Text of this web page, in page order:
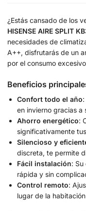
¿Estás cansado de los
HISENSE AIRE SPLIT
necesidades de
A++, disfrutarás de un
por el consumo
Beneficios
Confort todo el año
en invierno gracias a
Ahorro energético:
significativamente
Silencioso y
discreta, te permite
Fácil instalación:
rápida y sin
Control remoto:
lugar de la